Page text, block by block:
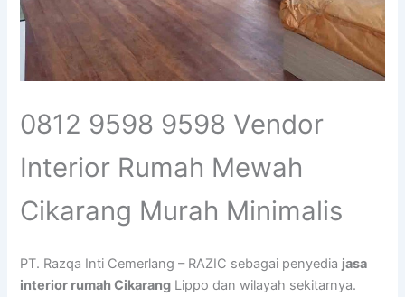
0812 9598 9598 Vendor
Interior Rumah Mewah
Cikarang Murah Minimalis
PT. Razqa Inti Cemerlang – RAZIC sebagai penyedia jasa
interior rumah Cikarang Lippo dan wilayah sekitarnya.